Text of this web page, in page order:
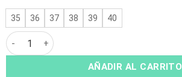
35 36 37 38 39 40
Botín Aggressiv Suey Negro cantidad
AÑADIR AL CARRITO